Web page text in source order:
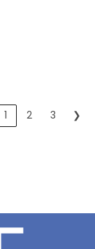
1 2 3 ❯